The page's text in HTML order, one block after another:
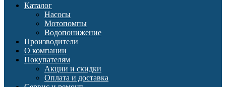
Каталог
Насосы
Мотопомпы
Водопонижение
Производители
О компании
Покупателям
Акции и скидки
Оплата и доставка